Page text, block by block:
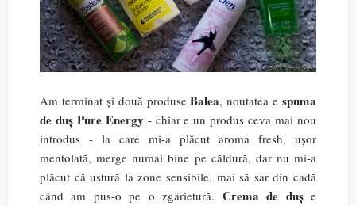
Am terminat și două produseBalea, noutatea e spuma
de duș Pure Energy - chiar e un produs ceva mai nou
introdus - la care mi-a plăcut aroma fresh, ușor
mentolată, merge numai bine pe căldură, dar nu mi-a
plăcut că ustură la zone sensibile, mai să sar din cadă
când am pus-o pe o zgârietură. Crema de dușe